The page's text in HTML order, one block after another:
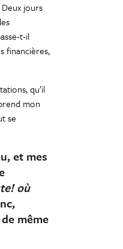
jours
t-il
financières,
qu’il
mon
se
et mes
où
même